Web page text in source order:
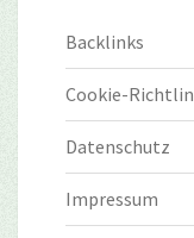
Backlinks
Cookie-
Datenschutz
Impressum